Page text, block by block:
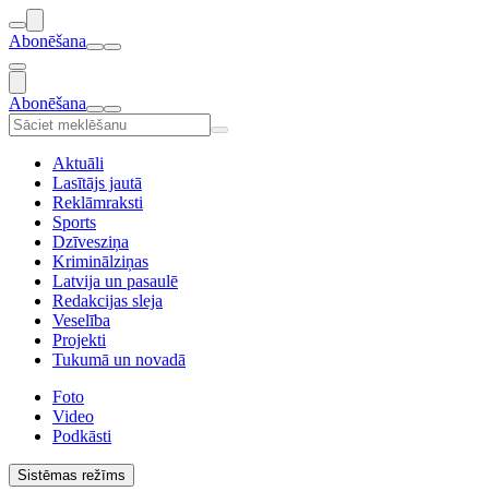
Abonēšana
Abonēšana
Aktuāli
Lasītājs jautā
Reklāmraksti
Sports
Dzīvesziņa
Kriminālziņas
Latvija un pasaulē
Redakcijas sleja
Veselība
Projekti
Tukumā un novadā
Foto
Video
Podkāsti
Sistēmas režīms